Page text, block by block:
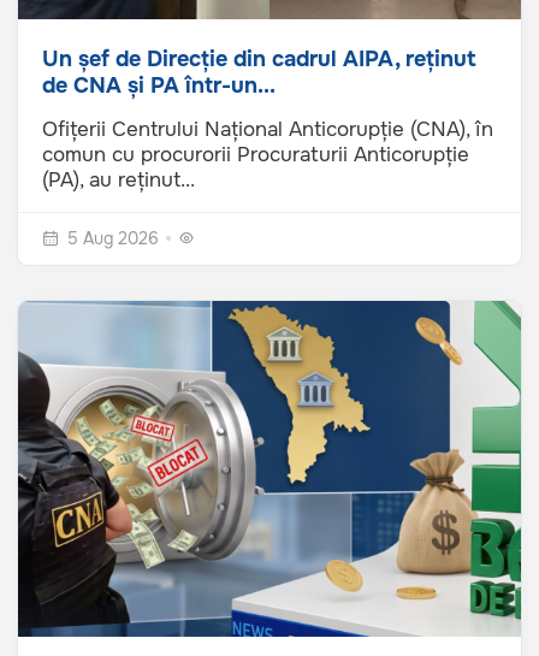
Un șef de Direcție din cadrul AIPA, reținut
de CNA și PA într-un...
Ofițerii Centrului Național Anticorupție (CNA), în
comun cu procurorii Procuraturii Anticorupție
(PA), au reținut...
5 Aug 2026